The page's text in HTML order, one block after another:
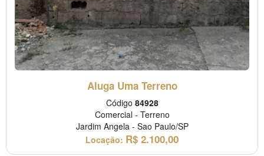
Aluga Uma Terreno
Código 84928
Comercial - Terreno
Jardim Angela - Sao Paulo/SP
Locação: R$ 2.100,00